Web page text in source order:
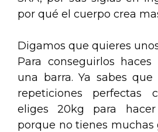
por qué el cuerpo crea
Digamos que quieres
Para conseguirlos
una barra. Ya sabes
repeticiones perfectas
eliges 20kg para
porque no tienes muchas